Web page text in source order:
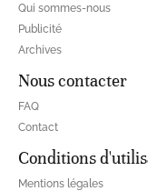
Qui sommes-nous
Publicité
Archives
Nous contacter
FAQ
Contact
Conditions
Mentions légales